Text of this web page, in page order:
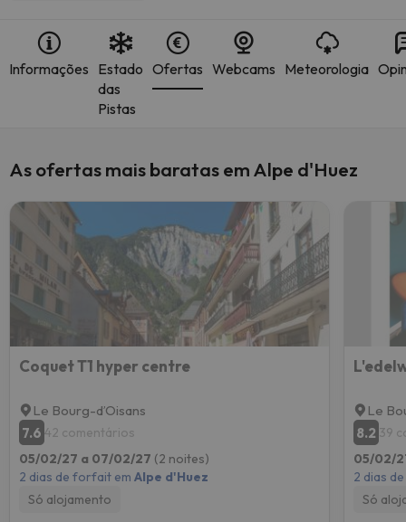
Informações Estado
das
Pistas
Ofertas Webcams Meteorologia
As ofertas mais baratas em Alpe d'Huez
Coquet T1 hyper centre
Le Bourg-dʼOisans
7.6 42 comentários
05/02/27 a 07/02/27 (2 noites)
2 dias de forfait em Alpe d'Huez
Só alojamento
Le
8.2 39
05/02/
2 dias
Só